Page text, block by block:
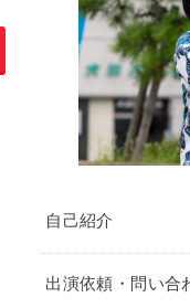
自己紹介
出演依頼・問い合